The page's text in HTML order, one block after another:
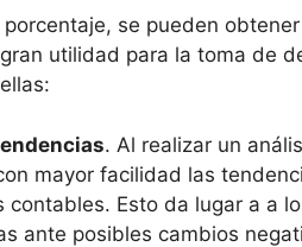
se pueden
utilidad para la toma de
. Al realizar un
mayor facilidad las
contables. Esto da lugar a a
ante posibles cambios